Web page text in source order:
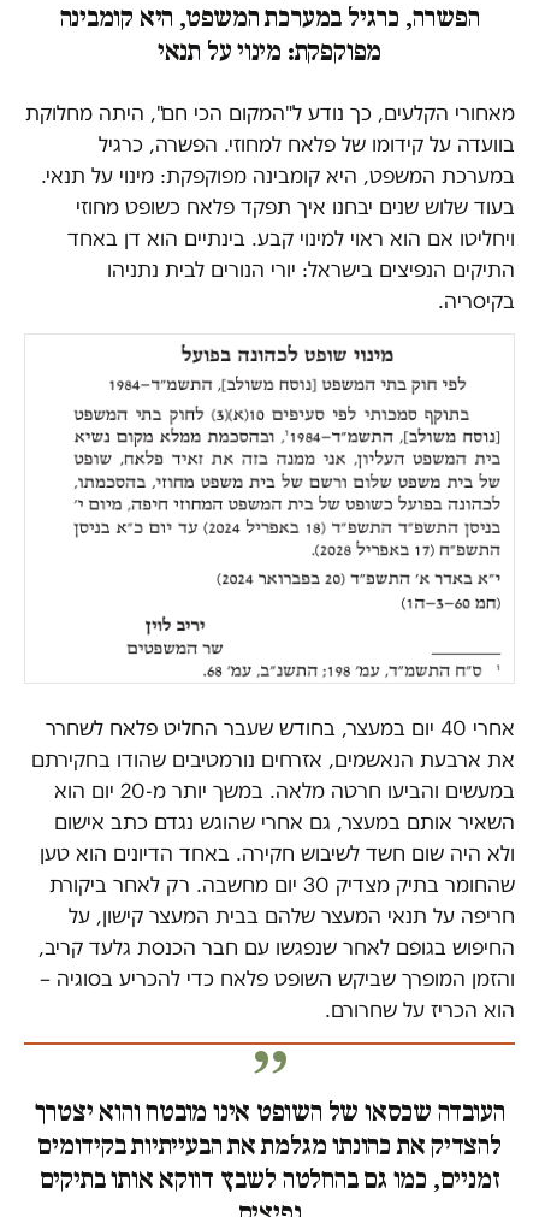
הפשרה, כרגיל במערכת המשפט, היא קומבינה
מפוקפקת: מינוי על תנאי
מאחורי הקלעים, כך נודע ל"המקום הכי חם", היתה מחלוקת
בוועדה על קידומו של פלאח למחוזי. הפשרה, כרגיל
במערכת המשפט, היא קומבינה מפוקפקת: מינוי על תנאי.
בעוד שלוש שנים יבחנו איך תפקד פלאח כשופט מחוזי
ויחליטו אם הוא ראוי למינוי קבע. בינתיים הוא דן באחד
התיקים הנפיצים בישראל: יורי הנורים לבית נתניהו
בקיסריה.
אחרי 40 יום במעצר, בחודש שעבר החליט פלאח לשחרר
את ארבעת הנאשמים, אזרחים נורמטיבים שהודו בחקירתם
במעשים והביעו חרטה מלאה. במשך יותר מ-20 יום הוא
השאיר אותם במעצר, גם אחרי שהוגש נגדם כתב אישום
ולא היה שום חשד לשיבוש חקירה. באחד הדיונים הוא טען
שהחומר בתיק מצדיק 30 יום מחשבה. רק לאחר ביקורת
חריפה על תנאי המעצר שלהם בבית המעצר קישון, על
החיפוש בגופם לאחר שנפגשו עם חבר הכנסת גלעד קריב,
והזמן המופרך שביקש השופט פלאח כדי להכריע בסוגיה –
הוא הכריז על שחרורם.
העובדה שכסאו של השופט אינו מובטח והוא יצטרך
להצדיק את כהונתו מגלמת את הבעייתיות בקידומים
זמניים, כמו גם בהחלטה לשבץ דווקא אותו בתיקים